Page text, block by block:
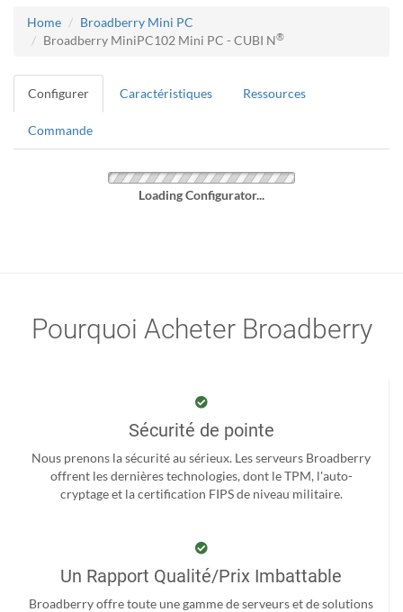
Home
Broadberry Mini PC
Broadberry MiniPC102 Mini PC - CUBI N®
Configurer Caractéristiques Ressources
Commande
Loading Configurator...
Pourquoi Acheter Broadberry
Sécurité de pointe
Nous prenons la sécurité au sérieux. Les serveurs Broadberry
offrent les dernières technologies, dont le TPM, l'auto-
cryptage et la certification FIPS de niveau militaire.
Un Rapport Qualité/Prix Imbattable
Broadberry offre toute une gamme de serveurs et de solutions